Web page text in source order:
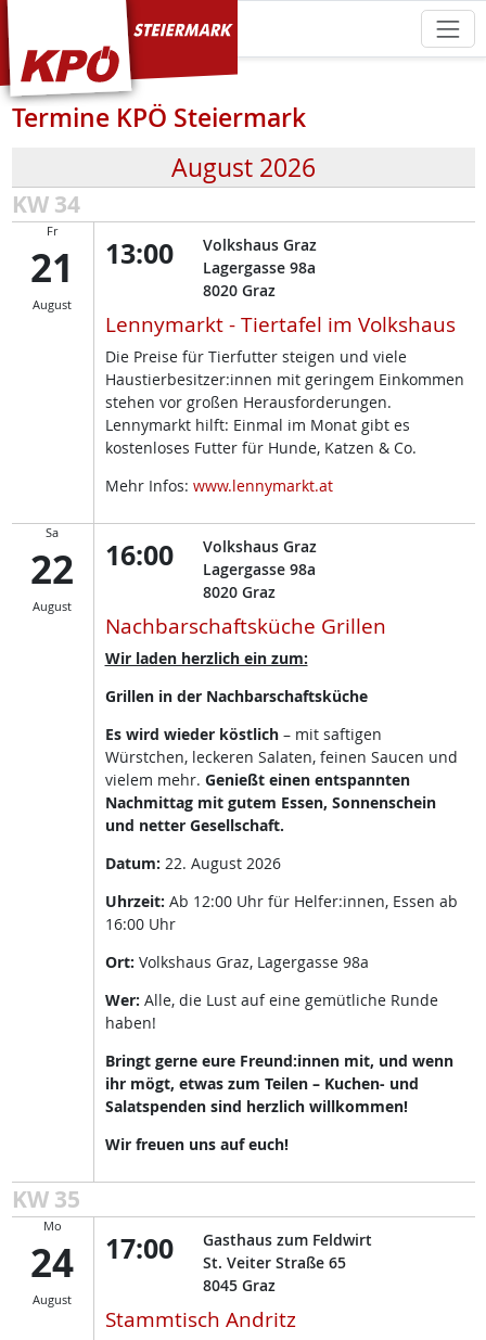
KPÖ Steiermark
Termine KPÖ Steiermark
August 2026
KW 34
Fr
21
August
13:00
Volkshaus Graz
Lagergasse 98a
8020 Graz
Lennymarkt - Tiertafel im Volkshaus
Die Preise für Tierfutter steigen und viele
Haustierbesitzer:innen mit geringem Einkommen
stehen vor großen Herausforderungen.
Lennymarkt hilft: Einmal im Monat gibt es
kostenloses Futter für Hunde, Katzen & Co.
Mehr Infos: www.lennymarkt.at
Sa
22
August
16:00
Volkshaus Graz
Lagergasse 98a
8020 Graz
Nachbarschaftsküche Grillen
Wir laden herzlich ein zum:
Grillen in der Nachbarschaftsküche
Es wird wieder köstlich – mit saftigen
Würstchen, leckeren Salaten, feinen Saucen und
vielem mehr. Genießt einen entspannten
Nachmittag mit gutem Essen, Sonnenschein
und netter Gesellschaft.
Datum: 22. August 2026
Uhrzeit: Ab 12:00 Uhr für Helfer:innen, Essen ab
16:00 Uhr
Ort: Volkshaus Graz, Lagergasse 98a
Wer: Alle, die Lust auf eine gemütliche Runde
haben!
Bringt gerne eure Freund:innen mit, und wenn
ihr mögt, etwas zum Teilen – Kuchen- und
Salatspenden sind herzlich willkommen!
Wir freuen uns auf euch!
KW 35
Mo
24
August
17:00
Gasthaus zum Feldwirt
St. Veiter Straße 65
8045 Graz
Stammtisch Andritz